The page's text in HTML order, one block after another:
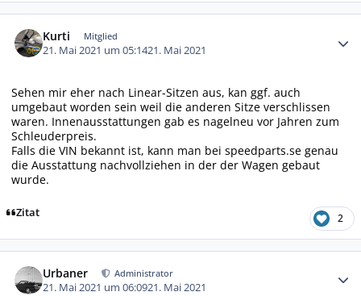
Kurti Mitglied
21. Mai 2021 um 05:1421. Mai 2021
Sehen mir eher nach Linear-Sitzen aus, kan ggf. auch
umgebaut worden sein weil die anderen Sitze verschlissen
waren. Innenausstattungen gab es nagelneu vor Jahren zum
Schleuderpreis.
Falls die VIN bekannt ist, kann man bei speedparts.se genau
die Ausstattung nachvollziehen in der der Wagen gebaut
wurde.
Zitat 2
Urbaner Administrator
21. Mai 2021 um 06:0921. Mai 2021